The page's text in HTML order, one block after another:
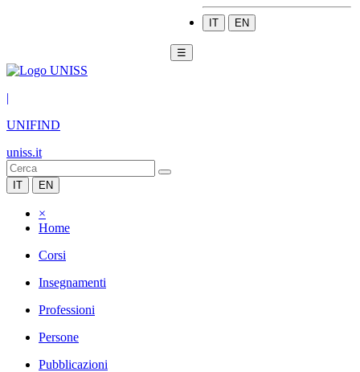
IT EN
☰
|
UNIFIND
uniss.it
IT EN
×
Home
Corsi
Insegnamenti
Professioni
Persone
Pubblicazioni